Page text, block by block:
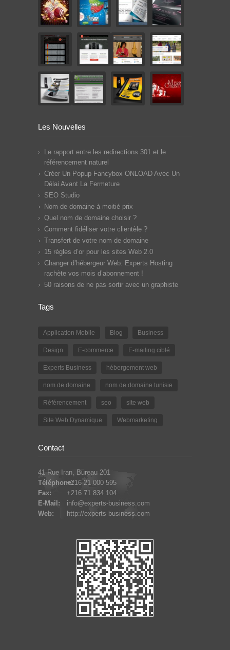
Les Nouvelles
Le rapport entre les redirections 301 et le
référencement naturel
Créer Un Popup Fancybox ONLOAD Avec Un
Délai Avant La Fermeture
SEO Studio
Nom de domaine à moitié prix
Quel nom de domaine choisir ?
Comment fidéliser votre clientèle ?
Transfert de votre nom de domaine
15 règles d’or pour les sites Web 2.0
Changer d’hébergeur Web: Experts Hosting
rachète vos mois d’abonnement !
50 raisons de ne pas sortir avec un graphiste
Tags
Application Mobile Blog Business
Design E-commerce E-mailing ciblé
Experts Business hébergement web
nom de domaine nom de domaine tunisie
Référencement seo site web
Site Web Dynamique Webmarketing
Contact
41 Rue Iran, Bureau 201
Téléphone:+216 21 000 595
Fax:
+216 71 834 104
E-Mail:
info@experts-business.com
Web:
http://experts-business.com